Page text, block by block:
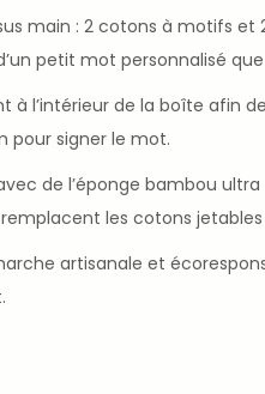
main : 2 cotons à motifs et
petit mot personnalisé
à l’intérieur de la boîte afin
pour signer le mot.
de l’éponge bambou
remplacent les cotons
artisanale et